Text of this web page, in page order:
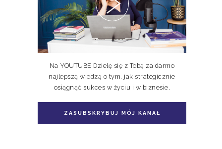
Niedoskonali TOM I, II
Pakiet książka + e-book
Doskonale Niedoskonali TOM II
Na YOUTUBE Dzielę się z Tobą za darmo
najlepszą wiedzą o tym, jak strategicznie
osiągnąć sukces w życiu i w biznesie.
ZASUBSKRYBUJ MÓJ KANAŁ